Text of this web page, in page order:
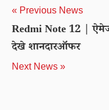
« Previous News
Redmi Note 12 |
देखे शानदारऑफर
Next News »